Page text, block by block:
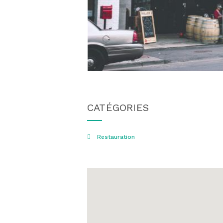
CATÉGORIES
Restauration